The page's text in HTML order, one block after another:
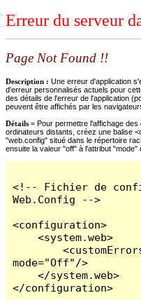
Erreur du serveur
Page Not Found !!
Description : Une erreur d'application
d'erreur personnalisés actuels pour
des détails de l'erreur de l'application
peuvent être affichés par les
Détails = Pour permettre l'affichage
ordinateurs distants, créez une balise
"web.config" situé dans le répertoire
ensuite la valeur "off" à l'attribut "mode"
<!-- Fichier de
Web.Config -->
<configuration>
    <system.web>
        <customErrors
mode="Off"/>
    </system.web>
</configuration>